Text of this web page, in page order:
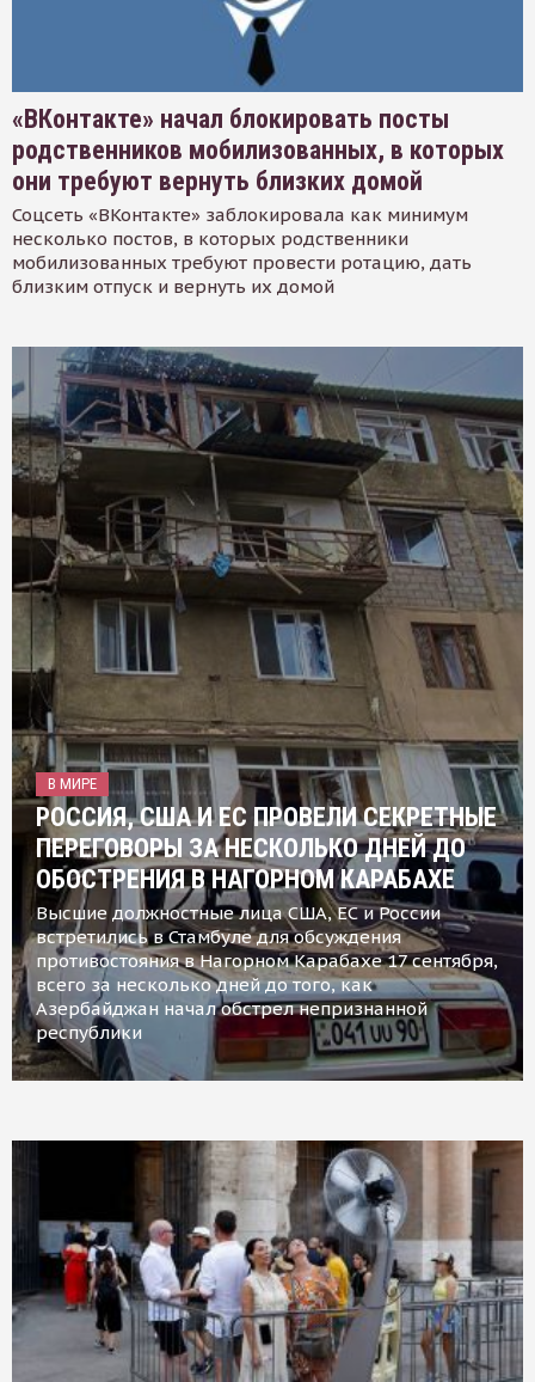
«ВКонтакте» начал блокировать посты
родственников мобилизованных, в которых
они требуют вернуть близких домой
Соцсеть «ВКонтакте» заблокировала как минимум
несколько постов, в которых родственники
мобилизованных требуют провести ротацию, дать
близким отпуск и вернуть их домой
В МИРЕ
РОССИЯ, США И ЕС ПРОВЕЛИ СЕКРЕТНЫЕ
ПЕРЕГОВОРЫ ЗА НЕСКОЛЬКО ДНЕЙ ДО
ОБОСТРЕНИЯ В НАГОРНОМ КАРАБАХЕ
Высшие должностные лица США, ЕС и России
встретились в Стамбуле для обсуждения
противостояния в Нагорном Карабахе 17 сентября,
всего за несколько дней до того, как
Азербайджан начал обстрел непризнанной
республики